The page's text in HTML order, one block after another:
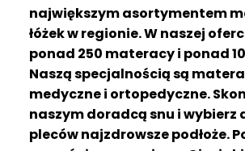
największym asortymentem
łóżek w regionie. W naszej
ponad 250 materacy i ponad
Naszą specjalnością są
medyczne i ortopedyczne.
naszym doradcą snu i wybierz
pleców najzdrowsze podłoże.